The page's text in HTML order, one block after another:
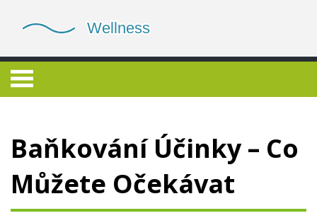
Baňkování Účinky – Co
Můžete Očekávat